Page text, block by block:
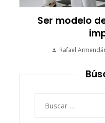
Ser modelo
Rafael